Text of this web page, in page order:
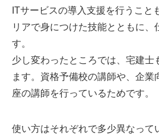
ITサービスの導入支援を行うこと
リアで身につけた技能とともに、
す。
少し変わったところでは、宅建士
ます。資格予備校の講師や、企業
座の講師を行っているためです。
使い方はそれぞれで多少異なって